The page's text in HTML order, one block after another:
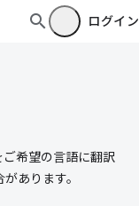
ログイン
希望の言語に翻訳
あります。